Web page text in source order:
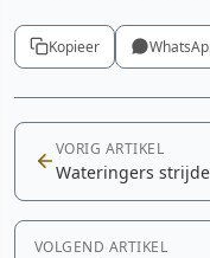
Kopieer
VORIG ARTIKEL
Wateringers
VOLGEND ARTIKEL